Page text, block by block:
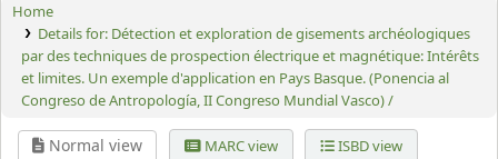
Home
Details for: Détection et exploration de gisements archéologiques
par des techniques de prospection électrique et magnétique: Intérêts
et limites. Un exemple d'application en Pays Basque. (Ponencia al
Congreso de Antropología, II Congreso Mundial Vasco) /
Normal view MARC view ISBD view